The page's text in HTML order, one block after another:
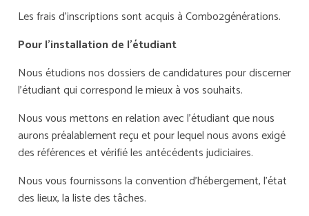
Les frais d’inscriptions sont acquis à Combo2générations.
Pour l’installation de l’étudiant
Nous étudions nos dossiers de candidatures pour discerner
l’étudiant qui correspond le mieux à vos souhaits.
Nous vous mettons en relation avec l’étudiant que nous
aurons préalablement reçu et pour lequel nous avons exigé
des références et vérifié les antécédents judiciaires.
Nous vous fournissons la convention d’hébergement, l’état
des lieux, la liste des tâches.